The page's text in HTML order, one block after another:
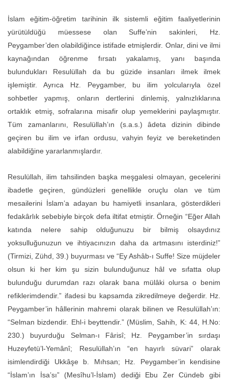
İslam eğitim-öğretim tarihinin ilk sistemli eğitim faaliyetlerinin
yürütüldüğü müessese olan Suffe’nin sakinleri, Hz.
Peygamber’den olabildiğince istifade etmişlerdir. Onlar, dini ve ilmi
kaynağından öğrenme fırsatı yakalamış, yanı başında
bulundukları Resulüllah da bu güzide insanları ilmek ilmek
işlemiştir. Ayrıca Hz. Peygamber, bu ilim yolcularıyla özel
sohbetler yapmış, onların dertlerini dinlemiş, yalnızlıklarına
ortaklık etmiş, sofralarına misafir olup yemeklerini paylaşmıştır.
Tüm zamanlarını, Resulüllah’ın (s.a.s.) âdeta dizinin dibinde
geçiren bu ilim ve irfan ordusu, vahyin feyiz ve bereketinden
alabildiğine yararlanmışlardır.
Resulüllah, ilim tahsilinden başka meşgalesi olmayan, gecelerini
ibadetle geçiren, gündüzleri genellikle oruçlu olan ve tüm
mesailerini İslam’a adayan bu hamiyetli insanlara, gösterdikleri
fedakârlık sebebiyle birçok defa iltifat etmiştir. Örneğin “Eğer Allah
katında nelere sahip olduğunuzu bir bilmiş olsaydınız
yoksulluğunuzun ve ihtiyacınızın daha da artmasını isterdiniz!”
(Tirmizi, Zühd, 39.) buyurması ve “Ey Ashâb-ı Suffe! Size müjdeler
olsun ki her kim şu sizin bulunduğunuz hâl ve sıfatta olup
bulunduğu durumdan razı olarak bana mülâki olursa o benim
refiklerimdendir.” ifadesi bu kapsamda zikredilmeye değerdir. Hz.
Peygamber’in hâllerinin mahremi olarak bilinen ve Resulüllah’ın:
“Selman bizdendir. Ehl-i beyttendir.” (Müslim, Sahih, K: 44, H.No:
230.) buyurduğu Selman-ı Fârisî; Hz. Peygamber’in sırdaşı
Huzeyfetü’l-Yemânî; Resulüllah’ın “en hayırlı süvari” olarak
isimlendirdiği Ukkâşe b. Mıhsan; Hz. Peygamber’in kendisine
“İslam’ın İsa’sı” (Mesîhu’l-İslam) dediği Ebu Zer Cündeb gibi